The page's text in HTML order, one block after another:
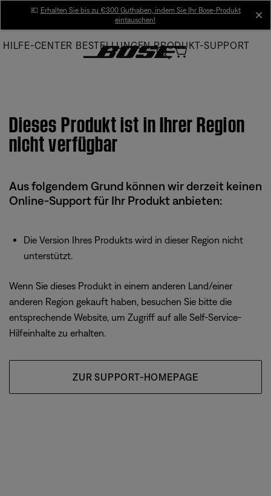
Main
💶 Erhalten Sie bis zu €300 Guthaben, indem Sie Ihr Bose-Produkt
eintauschen!
HILFE-CENTER BESTELLUNGEN PRODUKT-SUPPORT
Dieses Produkt ist in Ihrer Region
nicht verfügbar
Aus folgendem Grund können wir derzeit keinen
Online-Support für Ihr Produkt anbieten:
Die Version Ihres Produkts wird in dieser Region nicht
unterstützt.
Wenn Sie dieses Produkt in einem anderen Land/einer
anderen Region gekauft haben, besuchen Sie bitte die
entsprechende Website, um Zugriff auf alle Self-Service-
Hilfeinhalte zu erhalten.
ZUR SUPPORT-HOMEPAGE